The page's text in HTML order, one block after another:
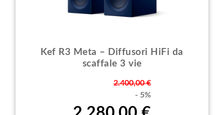
Kef R3 Meta – Diffusori HiFi da
scaffale 3 vie
2.400,00 €
- 5%